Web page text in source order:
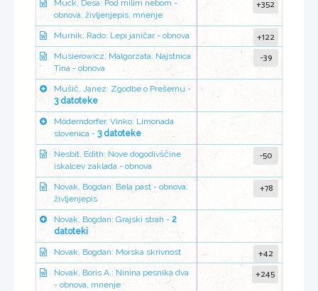
Muck, Desa: Pod milim nebom -
obnova, življenjepis, mnenje
+352
Murnik, Rado: Lepi janičar - obnova +122
Musierowicz, Malgorzata: Najstnica
Tina - obnova
-39
Mušič, Janez: Zgodbe o Prešernu -
3 datoteke
Möderndorfer, Vinko: Limonada
slovenica - 3 datoteke
Nesbit, Edith: Nove dogodivščine
iskalcev zaklada - obnova
-50
Novak, Bogdan: Bela past - obnova,
življenjepis
+78
Novak, Bogdan: Grajski strah - 2
datoteki
Novak, Bogdan: Morska skrivnost +42
Novak, Boris A.: Ninina pesnika dva
- obnova, mnenje
+245